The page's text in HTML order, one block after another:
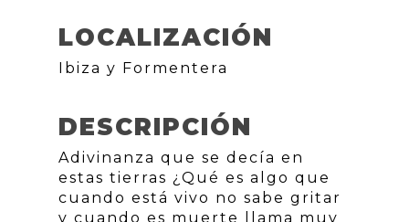
LOCALIZACIÓN
Ibiza y Formentera
DESCRIPCIÓN
Adivinanza que se decía en
estas tierras ¿Qué es algo que
cuando está vivo no sabe gritar
y cuando es muerte llama muy